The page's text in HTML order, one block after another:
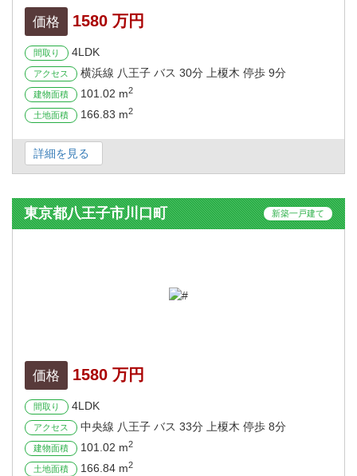
価格 1580 万円
間取り 4LDK
アクセス 横浜線 八王子 バス 30分 上榎木 停歩 9分
建物面積 101.02 m2
土地面積 166.83 m2
詳細を見る
東京都八王子市川口町 新築一戸建て
価格 1580 万円
間取り 4LDK
アクセス 中央線 八王子 バス 33分 上榎木 停歩 8分
建物面積 101.02 m2
土地面積 166.84 m2